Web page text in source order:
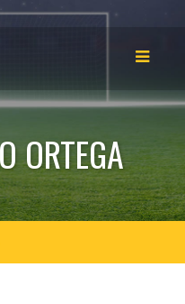
ORTEGA